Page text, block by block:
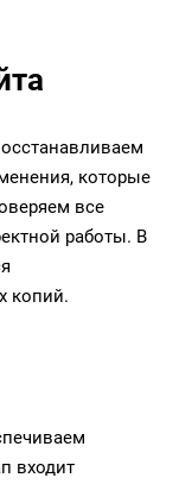
которые
все
работы. В
копий.
входит